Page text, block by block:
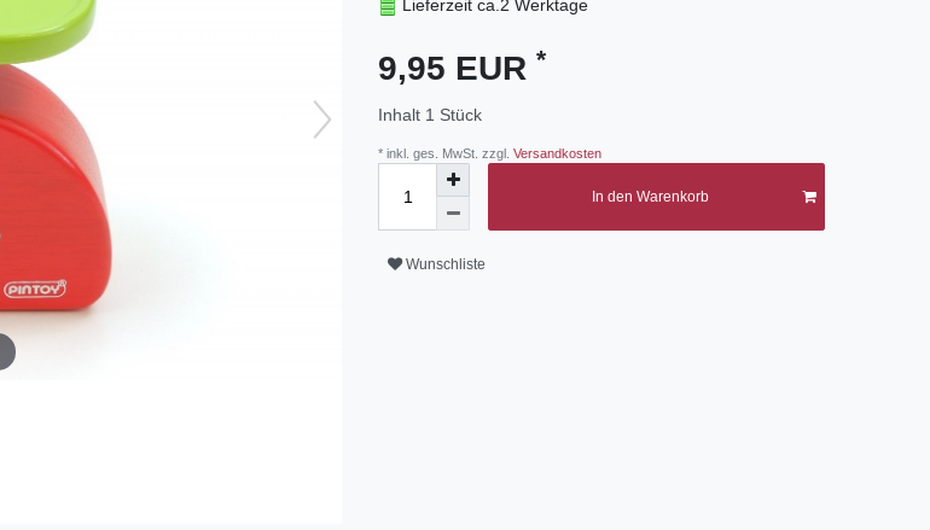
Lieferzeit ca.2 Werktage
9,95 EUR *
Inhalt 1 Stück
* inkl. ges. MwSt. zzgl. Versandkosten
In den Warenkorb
Wunschliste